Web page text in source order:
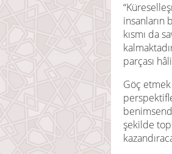
insanların
kısmı da
parçası
Göç
şekilde